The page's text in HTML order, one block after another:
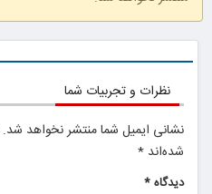
نظرات و تجربیات شما
نشانی ایمیل شما منتشر نخواهد شد.
شده‌اند *
دیدگاه*